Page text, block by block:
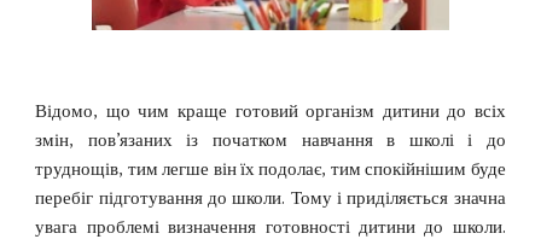
Відомо, що чим краще готовий організм дитини до всіх
змін, пов’язаних із початком навчання в школі і до
труднощів, тим легше він їх подолає, тим спокійнішим буде
перебіг підготування до школи. Тому і приділяється значна
увага проблемі визначення готовності дитини до школи.